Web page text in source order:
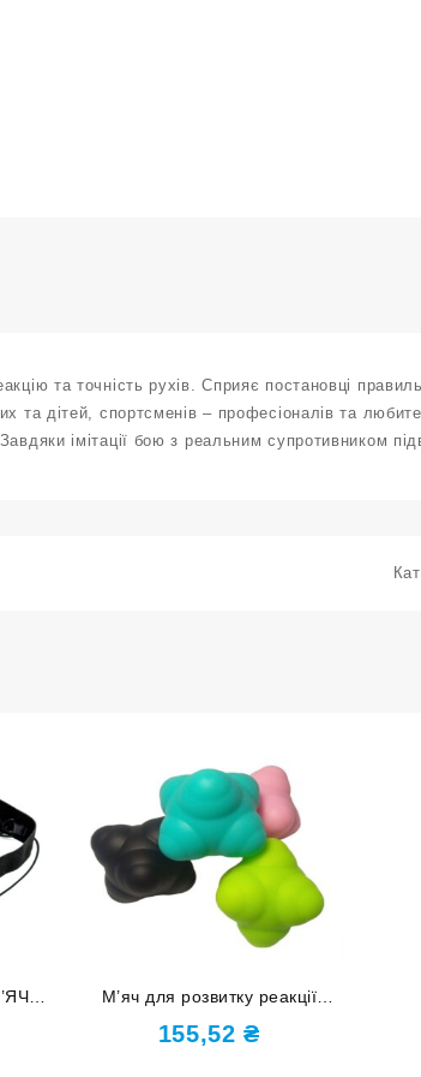
та точність рухів. Сприяє постановці
та дітей, спортсменів – професіоналів та
імітації бою з реальним супротивником
R
М’яч для розвитку реакції
LTQ67
155,52₴